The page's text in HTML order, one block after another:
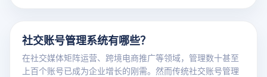
社交账号管理系统有哪些？
在社交媒体矩阵运营、跨境电商推广等领域，管理数十甚至
上百个账号已成为企业增长的刚需。然而传统社交账号管理